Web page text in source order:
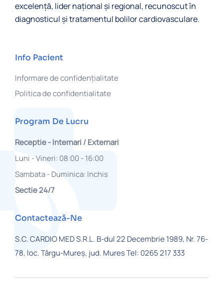
excelență, lider naţional și regional, recunoscut în
diagnosticul şi tratamentul bolilor cardiovasculare.
Info Pacient
Informare de confidențialitate
Politica de confidentialitate
Program De Lucru
Receptie - Internari / Externari
Luni - Vineri: 08:00 - 16:00
Sambata - Duminica: Inchis
Sectie 24/7
Contactează-Ne
S.C. CARDIO MED S.R.L. B-dul 22 Decembrie 1989, Nr. 76-
78, loc. Târgu-Mureș, jud. MuresTel: 0265 217 333